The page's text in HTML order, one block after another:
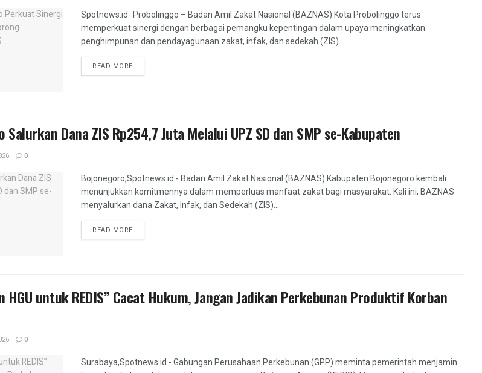
Spotnews.id- Probolinggo – Badan Amil Zakat Nasional (BAZNAS) Kota Probolinggo terus
memperkuat sinergi dengan berbagai pemangku kepentingan dalam upaya meningkatkan
penghimpunan dan pendayagunaan zakat, infak, dan sedekah (ZIS)....
READ MOREDETAILS
Salurkan Dana ZIS Rp254,7 Juta Melalui UPZ SD dan SMP se-Kabupaten
0
Bojonegoro,Spotnews.id - Badan Amil Zakat Nasional (BAZNAS) Kabupaten Bojonegoro kembali
menunjukkan komitmennya dalam memperluas manfaat zakat bagi masyarakat. Kali ini, BAZNAS
menyalurkan dana Zakat, Infak, dan Sedekah (ZIS)...
READ MOREDETAILS
HGU untuk REDIS” Cacat Hukum, Jangan Jadikan Perkebunan Produktif Korban
0
Surabaya,Spotnews.id - Gabungan Perusahaan Perkebunan (GPP) meminta pemerintah menjamin